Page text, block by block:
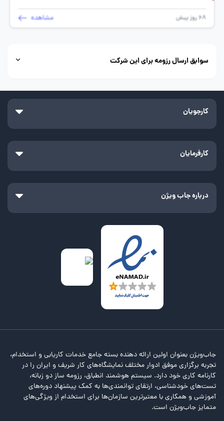
68 روز پیش مشاهده
سوابق ارسال رزومه برای این شرکت
کارجویان
کارفرمایان
درباره جاب ویژن
جاب‌ویژن بعنوان اولین ارائه دهنده بسته جامع خدمات کاریابی و استخدام،
تجربه برگزاری موفق ادوار مختلف نمایشگاه‌های کار شریف و ایران را در
کارنامه کاری خود دارد. سیستم هوشمند انطباق، رزومه ساز دو زبانه،
تست‌های خودشناسی، ارتقای توانمندی‌ها به کمک پیشنهاد دوره‌های
آموزشی و همکاری با معتبرترین سازمان‌ها برای استخدام از ویژگی‌های
متمایز جاب‌ویژن است.